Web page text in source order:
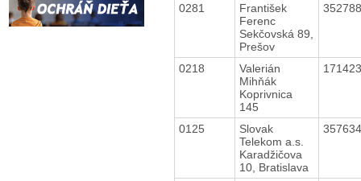
0281
František
Ferenc
Sekčovská 89,
Prešov
0218
Valerián
Mihňák
Koprivnica
145
0125
Slovak
Telekom a.s.
Karadžičova
10, Bratislava